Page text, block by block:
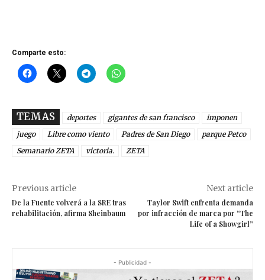
Comparte esto:
TEMAS deportes gigantes de san francisco
imponen
juego
Libre como viento Padres de San Diego
parque Petco
Semanario ZETA
victoria. ZETA
Previous article
De la Fuente volverá a la SRE tras
rehabilitación, afirma Sheinbaum
Next article
Taylor Swift enfrenta demanda
por infracción de marca por “The
Life of a Showgirl”
- Publicidad -